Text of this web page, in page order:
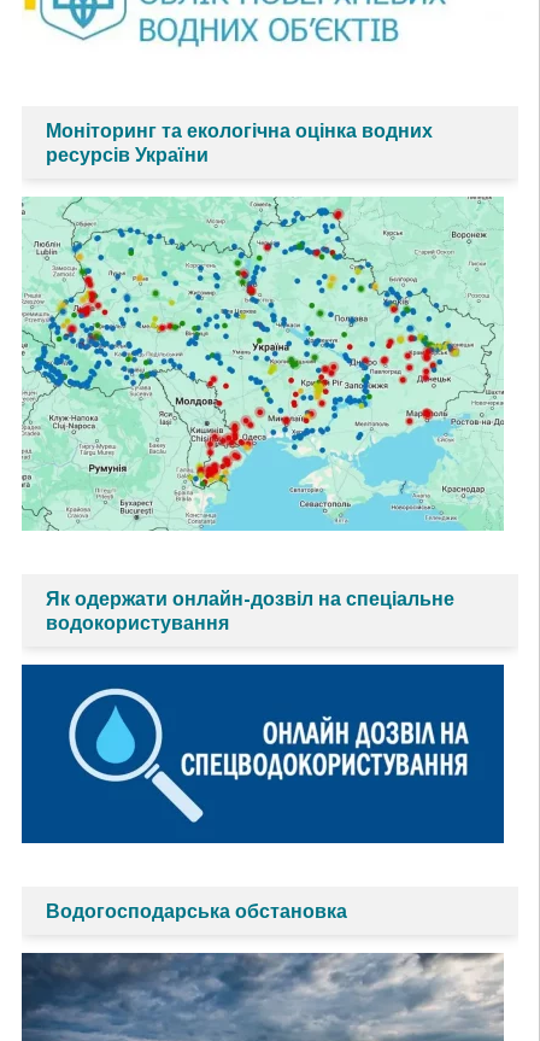
Моніторинг та екологічна оцінка водних
ресурсів України
Як одержати онлайн-дозвіл на спеціальне
водокористування
Водогосподарська обстановка